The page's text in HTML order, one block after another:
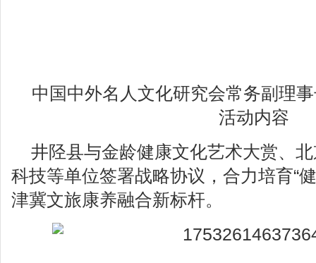
中国中外名人文化研究会常务副理
活动内容
井陉县与金龄健康文化艺术大赏、
科技等单位签署战略协议，合力培育“
津冀文旅康养融合新标杆。